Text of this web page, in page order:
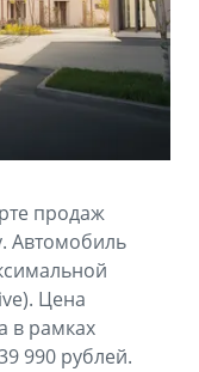
₽*
EX5
990 ₽*
продаж
Автомобиль
Цена
в рамках
990 рублей.